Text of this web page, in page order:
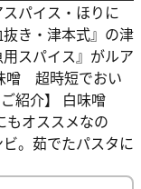
パイス・ほりに
き・津本式』の津
スパイス』がルア
噌 超時短でおい
紹介】 白味噌
もオススメなの
。茹でたパスタに